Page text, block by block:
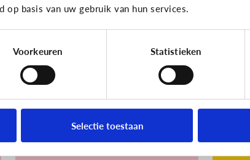
op basis van uw gebruik van hun services.
Voorkeuren Statistieken
Selectie toestaan
Reclame
Wie verzamelt info
over mijn kinderen en
wat gebeurt ermee?